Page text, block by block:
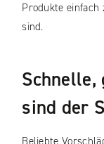
Produkte einfach
sind.
Schnelle,
sind der
Beliebte